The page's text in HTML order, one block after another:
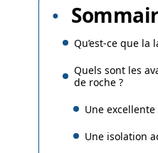
Qu’est-ce que la
Quels sont les
de roche ?
Une
Une isolation